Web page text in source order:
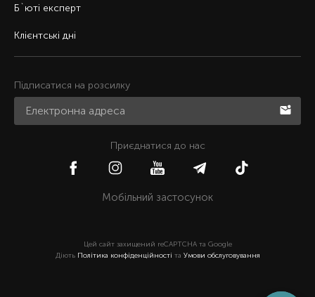
Б`юті експерт
Клієнтські дні
Підписатися на розсилку
Приєднатися до нас
Мобільний застосунок
Цей сайт захищений reCAPTCHA та Google
Діють Політика конфіденційності та Умови обслуговування